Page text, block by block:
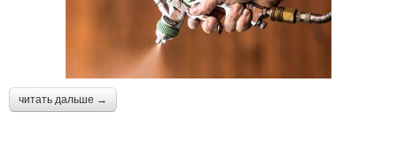
читать дальше →